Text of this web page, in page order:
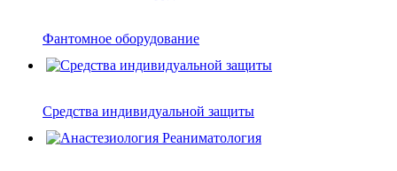
Фантомное оборудование
Средства индивидуальной защиты